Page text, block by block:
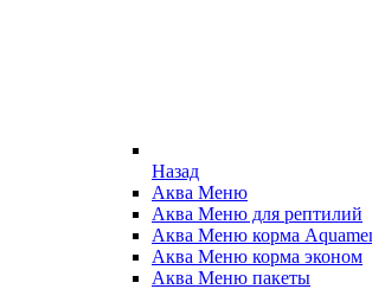
Назад
Аква Меню
Аква Меню для рептилий
Аква Меню корма
Аква Меню корма эконом
Аква Меню пакеты